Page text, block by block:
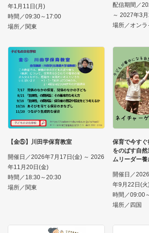
年1月11日(月)
時間／09:30～17:00
場所／関東
配信期間／
～ 2027年3
場所／オンラ
【金⑤】川田学保育教室
開催日／2026年7月17日(金) ～ 2026
年11月20日(金)
時間／18:30～20:30
場所／関東
保育で今す
をのばす自
ムリーダー養
開催日／
年9月22日(火
時間／09:00
場所／四国